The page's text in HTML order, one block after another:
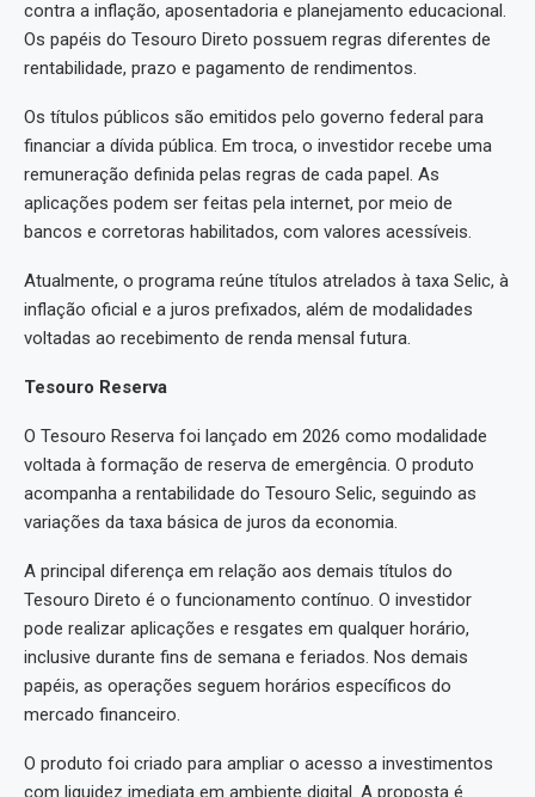
contra a inflação, aposentadoria e planejamento educacional.
Os papéis do Tesouro Direto possuem regras diferentes de
rentabilidade, prazo e pagamento de rendimentos.
Os títulos públicos são emitidos pelo governo federal para
financiar a dívida pública. Em troca, o investidor recebe uma
remuneração definida pelas regras de cada papel. As
aplicações podem ser feitas pela internet, por meio de
bancos e corretoras habilitados, com valores acessíveis.
Atualmente, o programa reúne títulos atrelados à taxa Selic, à
inflação oficial e a juros prefixados, além de modalidades
voltadas ao recebimento de renda mensal futura.
Tesouro Reserva
O Tesouro Reserva foi lançado em 2026 como modalidade
voltada à formação de reserva de emergência. O produto
acompanha a rentabilidade do Tesouro Selic, seguindo as
variações da taxa básica de juros da economia.
A principal diferença em relação aos demais títulos do
Tesouro Direto é o funcionamento contínuo. O investidor
pode realizar aplicações e resgates em qualquer horário,
inclusive durante fins de semana e feriados. Nos demais
papéis, as operações seguem horários específicos do
mercado financeiro.
O produto foi criado para ampliar o acesso a investimentos
com liquidez imediata em ambiente digital. A proposta é